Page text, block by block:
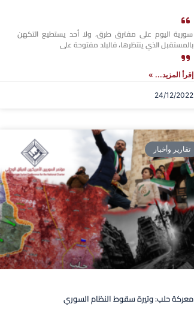
سورية اليوم على مفترق طرق، ولا أحد يستطيع التكهن
بالمستقبل الذي ينتظرها، فالبلد مفتوحة على
إقرأ المزيد... »
24/12/2022
تقارير وأخبار
معركة حلب: وتيرة سقوط النظام السوري